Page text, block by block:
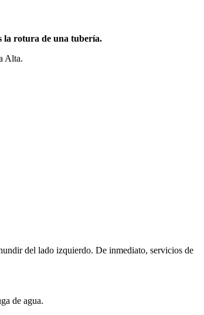
la rotura de una tubería.
Alta.
del lado izquierdo. De inmediato, servicios de
de agua.